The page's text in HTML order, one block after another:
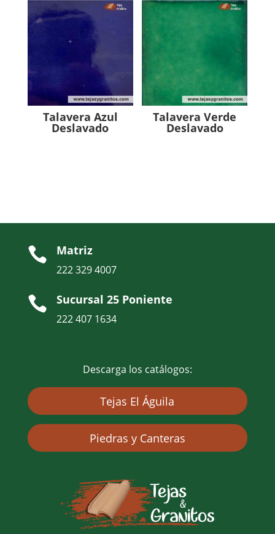
Talavera Azul
Deslavado
Talavera Verde
Deslavado
 Matriz
222 329 4007
 Sucursal 25 Poniente
222 407 1634
Descarga los catálogos:
Tejas El Águila
Piedras y Canteras